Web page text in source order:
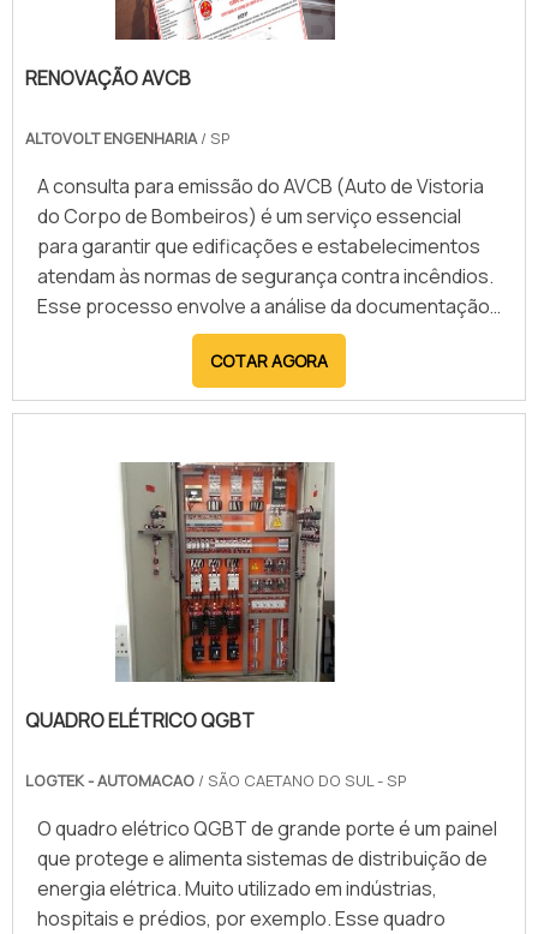
RENOVAÇÃO AVCB
ALTOVOLT ENGENHARIA/ SP
A consulta para emissão do AVCB (Auto de Vistoria
do Corpo de Bombeiros) é um serviço essencial
para garantir que edificações e estabelecimentos
atendam às normas de segurança contra incêndios.
Esse processo envolve a análise da documentação,
vistoria das instalações e verificação do
cumprimento das exigências legais, assegurando
que o local está apto a operar com segurança. O
comerciais, industriais e residenciais, sendo um
requisito para regularização junto aos órgãos
fiscalizadores. Entre os principais benefícios da
consulta para obtenção do AVCB, destacam-se a
redução de riscos de incêndio, proteção de vidas e
do patrimônio, além da prevenção de penalidades e
interdições por falta de conformidade. O serviço
proporciona maior tranquilidade para gestores e
técnicas sejam atendidas. Empresas especializadas
desde a orientação inicial até a regularização,
assegurando um atendimento ágil e eficiente para a
obtenção do documento.
COTAR AGORA
QUADRO ELÉTRICO QGBT
LOGTEK - AUTOMACAO / SÃO CAETANO DO SUL - SP
O quadro elétrico QGBT de grande porte é um painel
que protege e alimenta sistemas de distribuição de
energia elétrica. Muito utilizado em indústrias,
hospitais e prédios, por exemplo. Esse quadro